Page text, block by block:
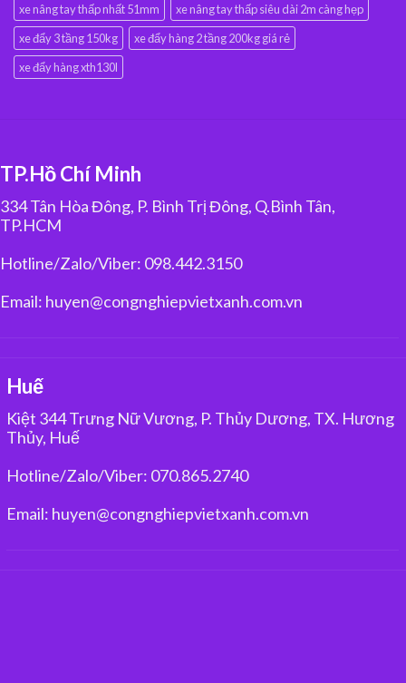
xe nâng tay thấp nhất 51mm
xe nâng tay thấp siêu dài 2m càng hẹp
xe đẩy 3 tầng 150kg
xe đẩy hàng 2 tầng 200kg giá rẻ
xe đẩy hàng xth130l
TP.Hồ Chí Minh
334 Tân Hòa Đông, P. Bình Trị Đông, Q.Bình Tân,
TP.HCM
Hotline/Zalo/Viber: 098.442.3150
Email: huyen@congnghiepvietxanh.com.vn
Huế
Kiệt 344 Trưng Nữ Vương, P. Thủy Dương, TX. Hương
Thủy, Huế
Hotline/Zalo/Viber: 070.865.2740
Email: huyen@congnghiepvietxanh.com.vn